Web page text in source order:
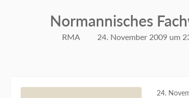
Normannisches
RMA 24. November 2009 um
24.